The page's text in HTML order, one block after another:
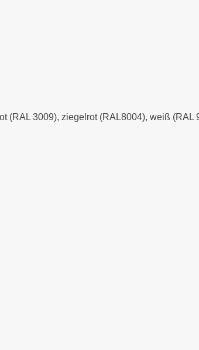
(RAL 3009), ziegelrot (RAL8004), weiß (RAL